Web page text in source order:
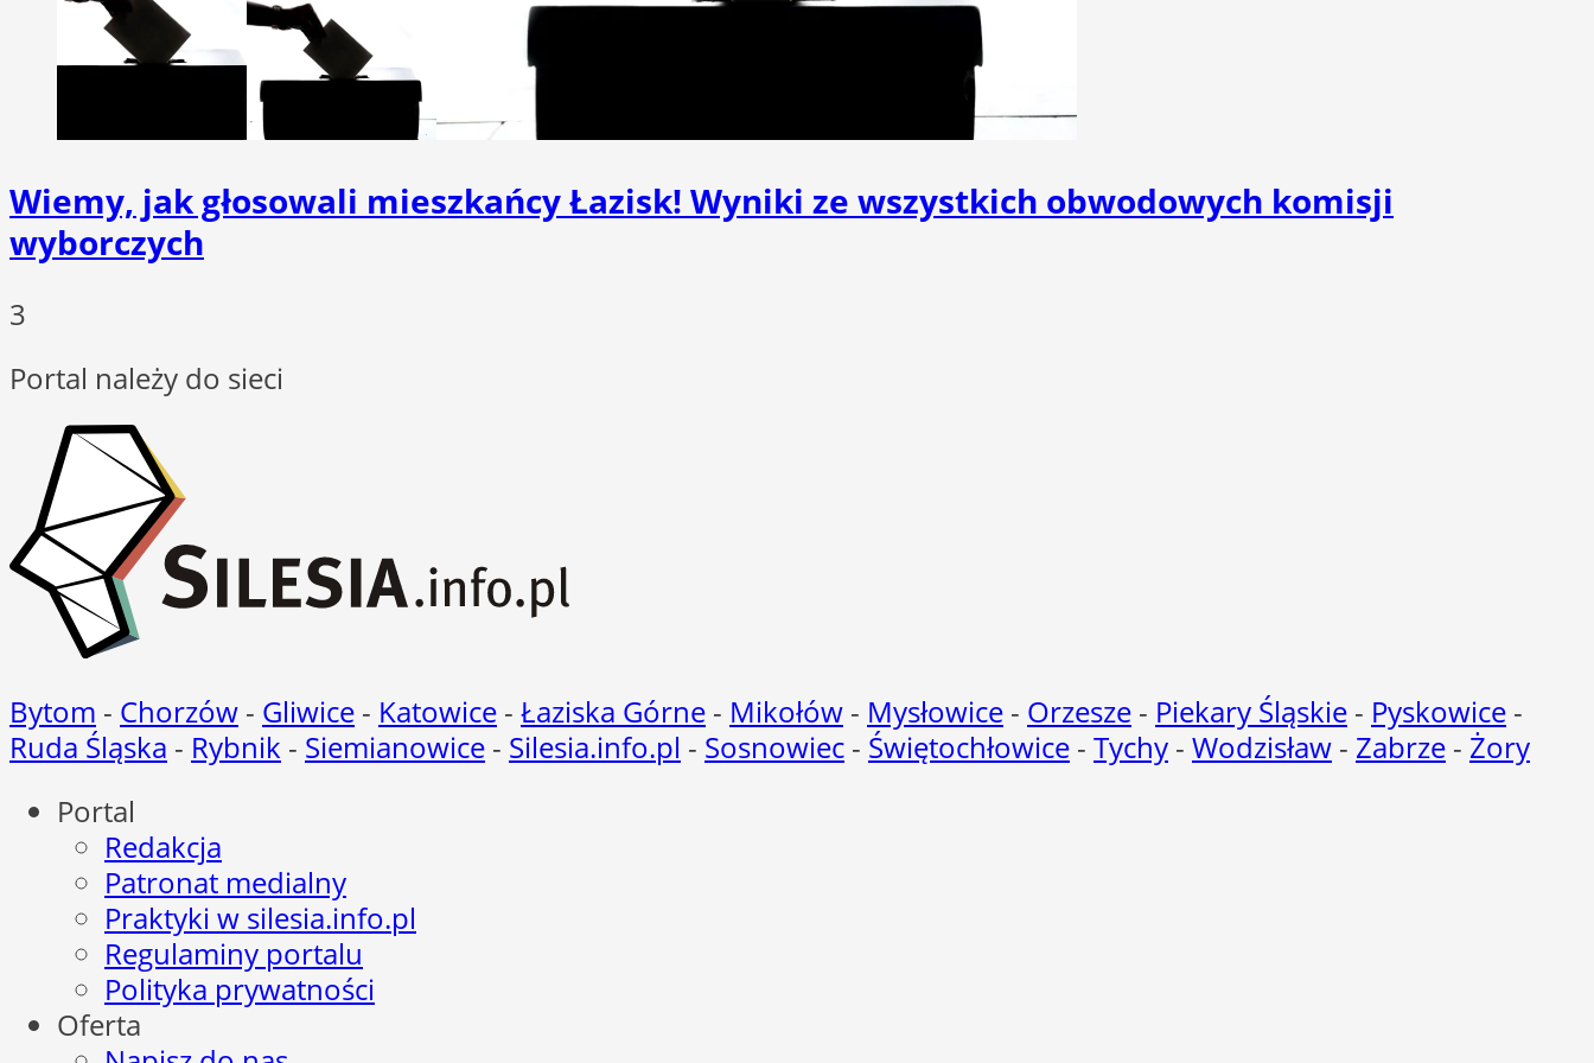
Wiemy, jak głosowali mieszkańcy Łazisk! Wyniki ze wszystkich obwodowych komisji
wyborczych
3
Portal należy do sieci
Bytom - Chorzów - Gliwice - Katowice - Łaziska Górne - Mikołów - Mysłowice - Orzesze - Piekary Śląskie - Pyskowice -
Ruda Śląska - Rybnik - Siemianowice - Silesia.info.pl - Sosnowiec - Świętochłowice - Tychy - Wodzisław - Zabrze - Żory
Portal
Redakcja
Patronat medialny
Praktyki w silesia.info.pl
Regulaminy portalu
Polityka prywatności
Oferta